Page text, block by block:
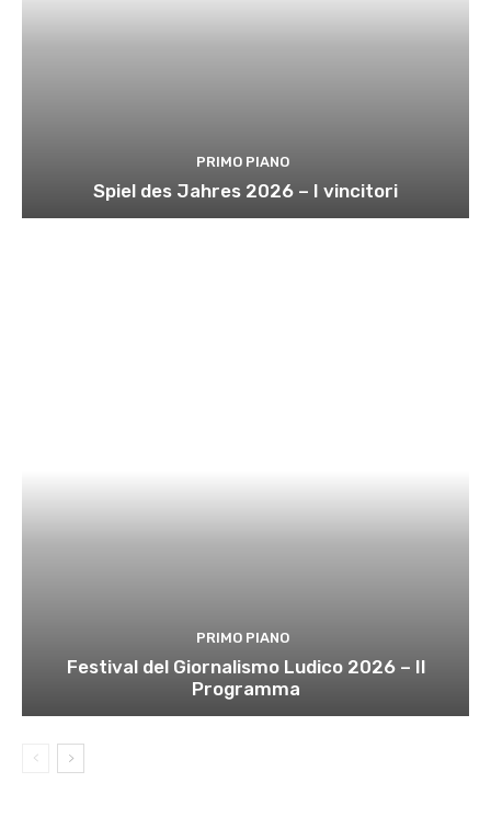
PRIMO PIANO
Spiel des Jahres 2026 – I vincitori
PRIMO PIANO
Festival del Giornalismo Ludico 2026 – Il
Programma